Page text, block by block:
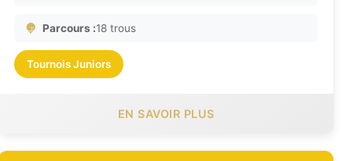
Parcours :18 trous
Tournois Juniors
EN SAVOIR PLUS